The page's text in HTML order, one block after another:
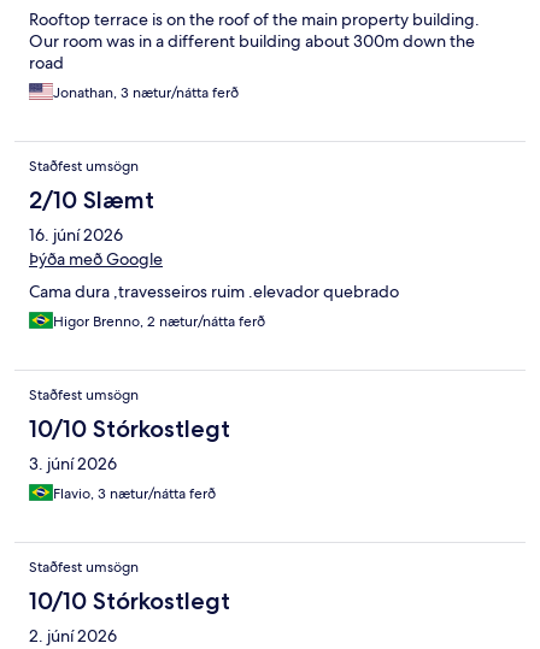
Rooftop terrace is on the roof of the main property building.
Our room was in a different building about 300m down the
road
Jonathan, 3 nætur/nátta ferð
Staðfest umsögn
2/10 Slæmt
16. júní 2026
Þýða með Google
Cama dura ,travesseiros ruim .elevador quebrado
Higor Brenno, 2 nætur/nátta ferð
Staðfest umsögn
10/10 Stórkostlegt
3. júní 2026
Flavio, 3 nætur/nátta ferð
Staðfest umsögn
10/10 Stórkostlegt
2. júní 2026